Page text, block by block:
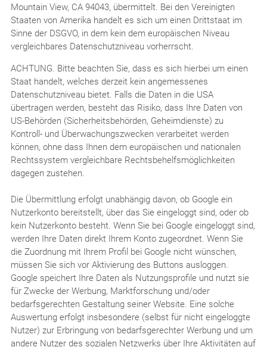
Mountain View, CA 94043, übermittelt. Bei den Vereinigten
Staaten von Amerika handelt es sich um einen Drittstaat im
Sinne der DSGVO, in dem kein dem europäischen Niveau
vergleichbares Datenschutzniveau vorherrscht.
ACHTUNG. Bitte beachten Sie, dass es sich hierbei um einen
Staat handelt, welches derzeit kein angemessenes
Datenschutzniveau bietet. Falls die Daten in die USA
übertragen werden, besteht das Risiko, dass Ihre Daten von
US-Behörden (Sicherheitsbehörden, Geheimdienste) zu
Kontroll- und Überwachungszwecken verarbeitet werden
können, ohne dass Ihnen dem europäischen und nationalen
Rechtssystem vergleichbare Rechtsbehelfsmöglichkeiten
dagegen zustehen.
Die Übermittlung erfolgt unabhängig davon, ob Google ein
Nutzerkonto bereitstellt, über das Sie eingeloggt sind, oder ob
kein Nutzerkonto besteht. Wenn Sie bei Google eingeloggt sind,
werden Ihre Daten direkt Ihrem Konto zugeordnet. Wenn Sie
die Zuordnung mit Ihrem Profil bei Google nicht wünschen,
müssen Sie sich vor Aktivierung des Buttons ausloggen.
Google speichert Ihre Daten als Nutzungsprofile und nutzt sie
für Zwecke der Werbung, Marktforschung und/oder
bedarfsgerechten Gestaltung seiner Website. Eine solche
Auswertung erfolgt insbesondere (selbst für nicht eingeloggte
Nutzer) zur Erbringung von bedarfsgerechter Werbung und um
andere Nutzer des sozialen Netzwerks über Ihre Aktivitäten auf